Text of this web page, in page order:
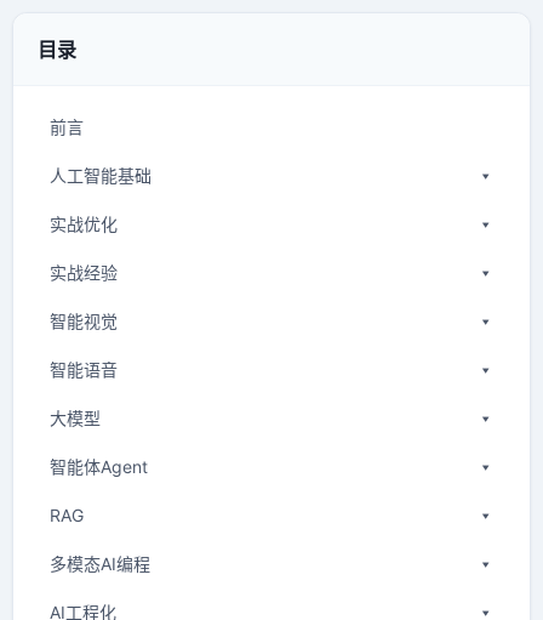
目录
前言
人工智能基础
实战优化
实战经验
智能视觉
智能语音
大模型
智能体Agent
RAG
多模态AI编程
AI工程化